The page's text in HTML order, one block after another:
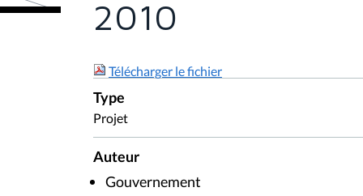
2010
Télécharger le fichier
Type
Projet
Auteur
Gouvernement